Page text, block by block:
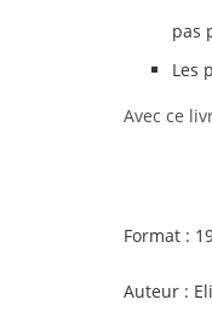
pas
Les
Avec ce
Format :
Auteur :